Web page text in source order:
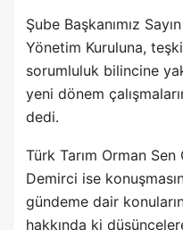
Şube Başkanımız
Yönetim Kuruluna,
sorumluluk bilincine
yeni dönem
dedi.
Türk Tarım Orman Sen
Demirci ise
gündeme dair
hakkında ki